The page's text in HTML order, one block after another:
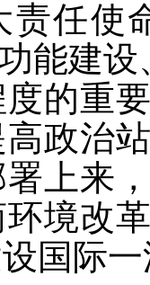
责任使
能建
的重
政治
上来
境改
国际